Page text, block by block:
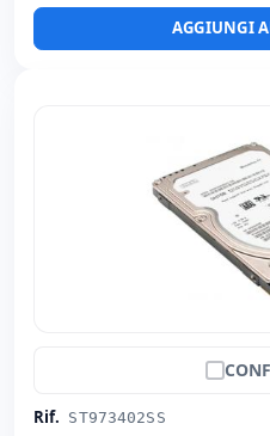
AGGIUNGI
Rif. ST973402SS